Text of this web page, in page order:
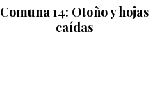
Comuna 14: Otoño y hojas
caídas